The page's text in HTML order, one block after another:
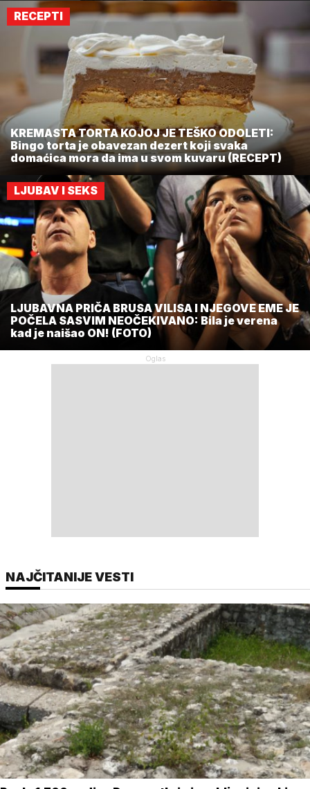
RECEPTI
KREMASTA TORTA KOJOJ JE TEŠKO ODOLETI:
Bingo torta je obavezan dezert koji svaka
domaćica mora da ima u svom kuvaru (RECEPT)
LJUBAV I SEKS
LJUBAVNA PRIČA BRUSA VILISA I NJEGOVE EME JE
POČELA SASVIM NEOČEKIVANO: Bila je verena
kad je naišao ON! (FOTO)
NAJČITANIJE VESTI